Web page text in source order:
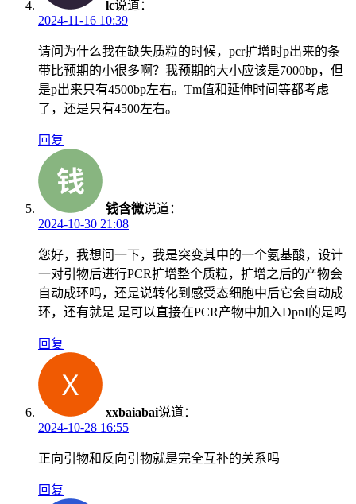
lc说道：
2024-11-16 10:39
请问为什么我在缺失质粒的时候，pcr扩增时p出来的条
带比预期的小很多啊？我预期的大小应该是7000bp，但
是p出来只有4500bp左右。Tm值和延伸时间等都考虑
了，还是只有4500左右。
回复
钱含微说道：
2024-10-30 21:08
您好，我想问一下，我是突变其中的一个氨基酸，设计
一对引物后进行PCR扩增整个质粒，扩增之后的产物会
自动成环吗，还是说转化到感受态细胞中后它会自动成
环，还有就是 是可以直接在PCR产物中加入DpnI的是吗
回复
xxbaiabai说道：
2024-10-28 16:55
正向引物和反向引物就是完全互补的关系吗
回复